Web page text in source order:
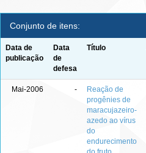
Conjunto de itens:
Data de
publicação
Data
de
defesa
Título
Mai-2006 -
Reação de
progênies de
maracujazeiro-
azedo ao vírus
do
endurecimento